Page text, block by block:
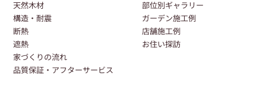
天然木材
構造・耐震
断熱
遮熱
家づくりの流れ
品質保証・アフターサービス
部位別ギャラリー
ガーデン施工例
店舗施工例
お住い探訪